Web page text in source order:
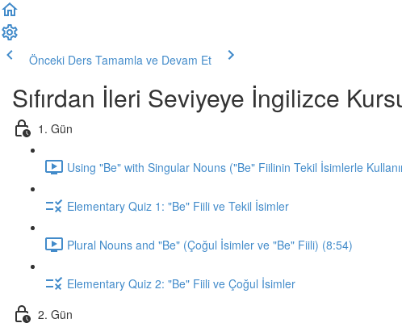
Önceki Ders Tamamla ve Devam Et
Sıfırdan İleri Seviyeye İngilizce
1. Gün
Using "Be" with Singular Nouns ("Be" Fiilinin Tekil İsimlerle
Elementary Quiz 1: "Be" Fiili ve Tekil İsimler
Plural Nouns and "Be" (Çoğul İsimler ve "Be" Fiili) (8:54)
Elementary Quiz 2: "Be" Fiili ve Çoğul İsimler
2. Gün